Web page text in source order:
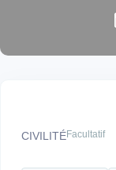
CIVILITÉFacultatif